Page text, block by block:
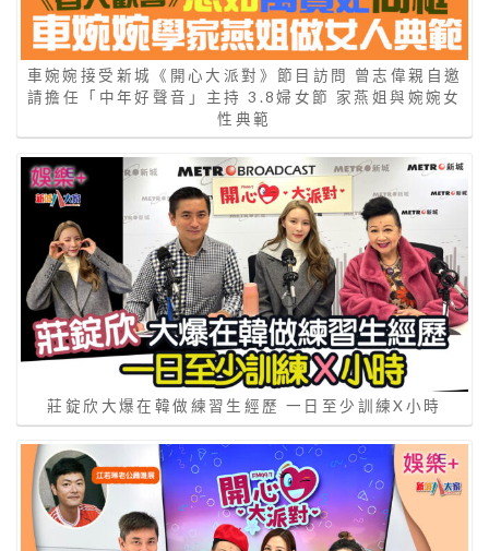
車婉婉接受新城《開心大派對》節目訪問 曾志偉親自邀
請擔任「中年好聲音」主持 3.8婦女節 家燕姐與婉婉女
性典範
莊錠欣大爆在韓做練習生經歷 一日至少訓練X小時